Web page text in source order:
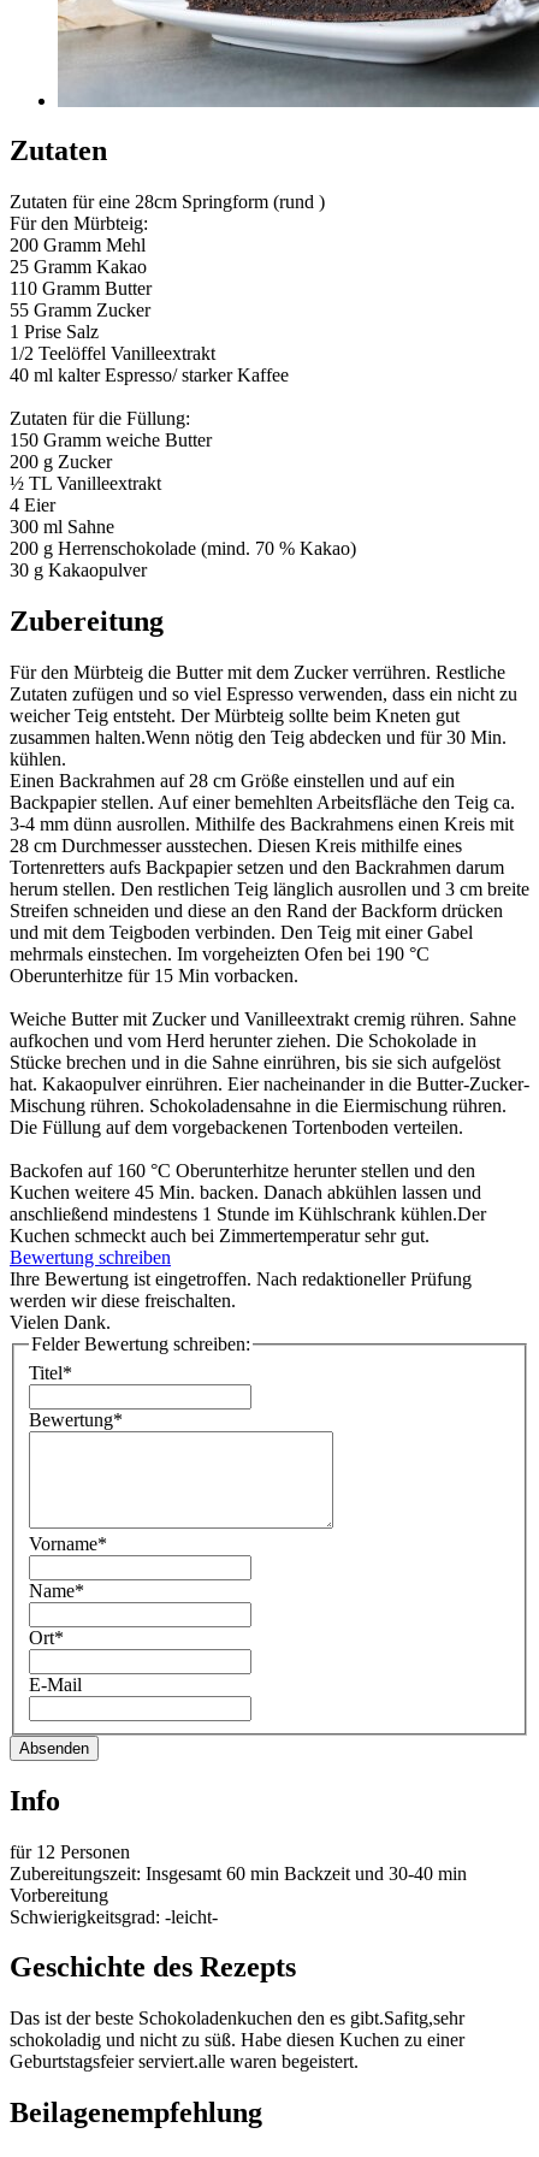
Zutaten
Zutaten für eine 28cm Springform (rund )
Für den Mürbteig:
200 Gramm Mehl
25 Gramm Kakao
110 Gramm Butter
55 Gramm Zucker
1 Prise Salz
1/2 Teelöffel Vanilleextrakt
40 ml kalter Espresso/ starker Kaffee
Zutaten für die Füllung:
150 Gramm weiche Butter
200 g Zucker
½ TL Vanilleextrakt
4 Eier
300 ml Sahne
200 g Herrenschokolade (mind. 70 % Kakao)
30 g Kakaopulver
Zubereitung
Für den Mürbteig die Butter mit dem Zucker verrühren. Restliche
Zutaten zufügen und so viel Espresso verwenden, dass ein nicht zu
weicher Teig entsteht. Der Mürbteig sollte beim Kneten gut
zusammen halten.Wenn nötig den Teig abdecken und für 30 Min.
kühlen.
Einen Backrahmen auf 28 cm Größe einstellen und auf ein
Backpapier stellen. Auf einer bemehlten Arbeitsfläche den Teig ca.
3-4 mm dünn ausrollen. Mithilfe des Backrahmens einen Kreis mit
28 cm Durchmesser ausstechen. Diesen Kreis mithilfe eines
Tortenretters aufs Backpapier setzen und den Backrahmen darum
herum stellen. Den restlichen Teig länglich ausrollen und 3 cm breite
Streifen schneiden und diese an den Rand der Backform drücken
und mit dem Teigboden verbinden. Den Teig mit einer Gabel
mehrmals einstechen. Im vorgeheizten Ofen bei 190 °C
Oberunterhitze für 15 Min vorbacken.
Weiche Butter mit Zucker und Vanilleextrakt cremig rühren. Sahne
aufkochen und vom Herd herunter ziehen. Die Schokolade in
Stücke brechen und in die Sahne einrühren, bis sie sich aufgelöst
hat. Kakaopulver einrühren. Eier nacheinander in die Butter-Zucker-
Mischung rühren. Schokoladensahne in die Eiermischung rühren.
Die Füllung auf dem vorgebackenen Tortenboden verteilen.
Backofen auf 160 °C Oberunterhitze herunter stellen und den
Kuchen weitere 45 Min. backen. Danach abkühlen lassen und
anschließend mindestens 1 Stunde im Kühlschrank kühlen.Der
Kuchen schmeckt auch bei Zimmertemperatur sehr gut.
Bewertung schreiben
Ihre Bewertung ist eingetroffen. Nach redaktioneller Prüfung
werden wir diese freischalten.
Vielen Dank.
Felder Bewertung schreiben:
Titel*
Bewertung*
Vorname*
Name*
Ort*
E-Mail
Absenden
Info
für 12 Personen
Zubereitungszeit: Insgesamt 60 min Backzeit und 30-40 min
Vorbereitung
Schwierigkeitsgrad: -leicht-
Geschichte des Rezepts
Das ist der beste Schokoladenkuchen den es gibt.Safitg,sehr
schokoladig und nicht zu süß. Habe diesen Kuchen zu einer
Geburtstagsfeier serviert.alle waren begeistert.
Beilagenempfehlung